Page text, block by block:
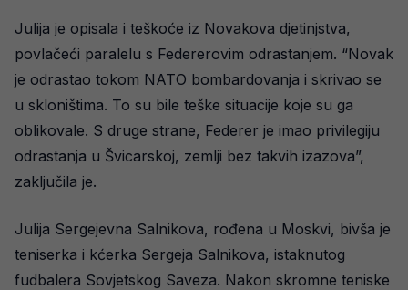
Julija je opisala i teškoće iz Novakova djetinjstva,
povlačeći paralelu s Federerovim odrastanjem. “Novak
je odrastao tokom NATO bombardovanja i skrivao se
u skloništima. To su bile teške situacije koje su ga
oblikovale. S druge strane, Federer je imao privilegiju
odrastanja u Švicarskoj, zemlji bez takvih izazova”,
zaključila je.
Julija Sergejevna Salnikova, rođena u Moskvi, bivša je
teniserka i kćerka Sergeja Salnikova, istaknutog
fudbalera Sovjetskog Saveza. Nakon skromne teniske